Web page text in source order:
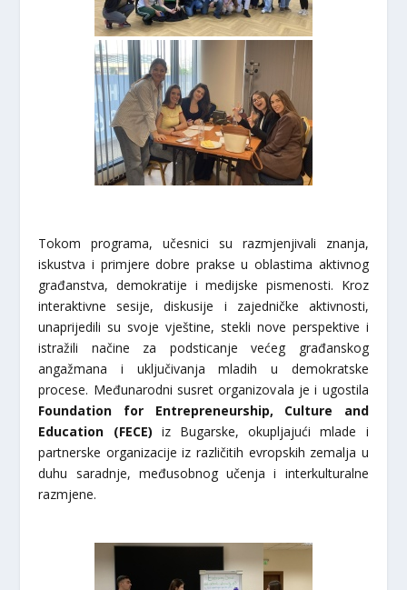
Tokom programa, učesnici su razmjenjivali znanja,
iskustva i primjere dobre prakse u oblastima aktivnog
građanstva, demokratije i medijske pismenosti. Kroz
interaktivne sesije, diskusije i zajedničke aktivnosti,
unaprijedili su svoje vještine, stekli nove perspektive i
istražili načine za podsticanje većeg građanskog
angažmana i uključivanja mladih u demokratske
procese. Međunarodni susret organizovala je i ugostila
Foundation for Entrepreneurship, Culture and
Education (FECE) iz Bugarske, okupljajući mlade i
partnerske organizacije iz različitih evropskih zemalja u
duhu saradnje, međusobnog učenja i interkulturalne
razmjene.